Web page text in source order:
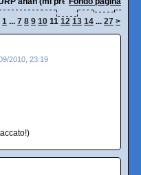
1 ... 7 8 9 10 11 12 13 14 ... 27 >
2010, 23:19